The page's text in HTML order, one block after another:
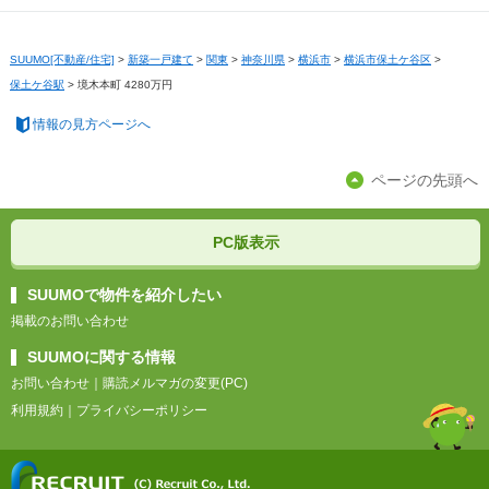
SUUMO[不動産/住宅] > 新築一戸建て > 関東 > 神奈川県 > 横浜市 > 横浜市保土ケ谷区 >
保土ケ谷駅 > 境木本町 4280万円
情報の見方ページへ
ページの先頭へ
PC版表示
SUUMOで物件を紹介したい
掲載のお問い合わせ
SUUMOに関する情報
お問い合わせ
購読メルマガの変更(PC)
利用規約
プライバシーポリシー